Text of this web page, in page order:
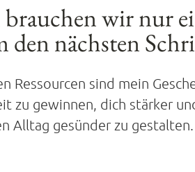
wir nur
den nächsten
Ressourcen sind mein
zu gewinnen, dich stärker
Alltag gesünder zu gestalten.